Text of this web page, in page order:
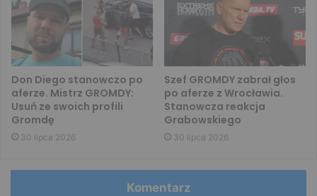
Don Diego stanowczo po
aferze. Mistrz GROMDY:
Usuń ze swoich profili
Gromdę
30 lipca 2026
Szef GROMDY zabrał głos
po aferze z Wrocławia.
Stanowcza reakcja
Grabowskiego
30 lipca 2026
Komentarz